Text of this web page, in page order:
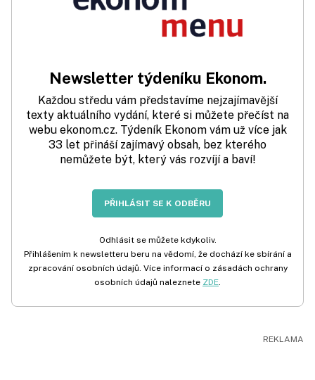
Newsletter týdeníku Ekonom.
Každou středu vám představíme nejzajímavější
texty aktuálního vydání, které si můžete přečíst na
webu ekonom.cz. Týdeník Ekonom vám už více jak
33 let přináší zajímavý obsah, bez kterého
nemůžete být, který vás rozvíjí a baví!
PŘIHLÁSIT SE K ODBĚRU
Odhlásit se můžete kdykoliv.
Přihlášením k newsletteru beru na vědomí, že dochází ke sbírání a
zpracování osobních údajů. Více informací o zásadách ochrany
osobních údajů naleznete ZDE.